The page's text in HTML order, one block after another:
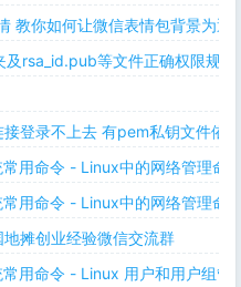
教你如何让微信表情包背景为
rsa_id.pub等文件正确权限规则
登录不上去 有pem私钥文件依
用命令 - Linux中的网络管理命
用命令 - Linux中的网络管理命
摊创业经验微信交流群
用命令 - Linux 用户和用户组管